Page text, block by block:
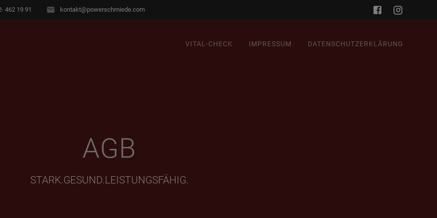
462 19 91 kontakt@powerschmiede.com
VITAL-CHECK IMPRESSUM DATENSCHUTZERKLÄRUNG
AGB
STARK.GESUND.LEISTUNGSFÄHIG.